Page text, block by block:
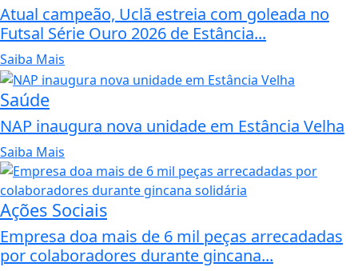
Atual campeão, Uclã estreia com goleada no
Futsal Série Ouro 2026 de Estância...
Saiba Mais
Saúde
NAP inaugura nova unidade em Estância Velha
Saiba Mais
Ações Sociais
Empresa doa mais de 6 mil peças arrecadadas
por colaboradores durante gincana...